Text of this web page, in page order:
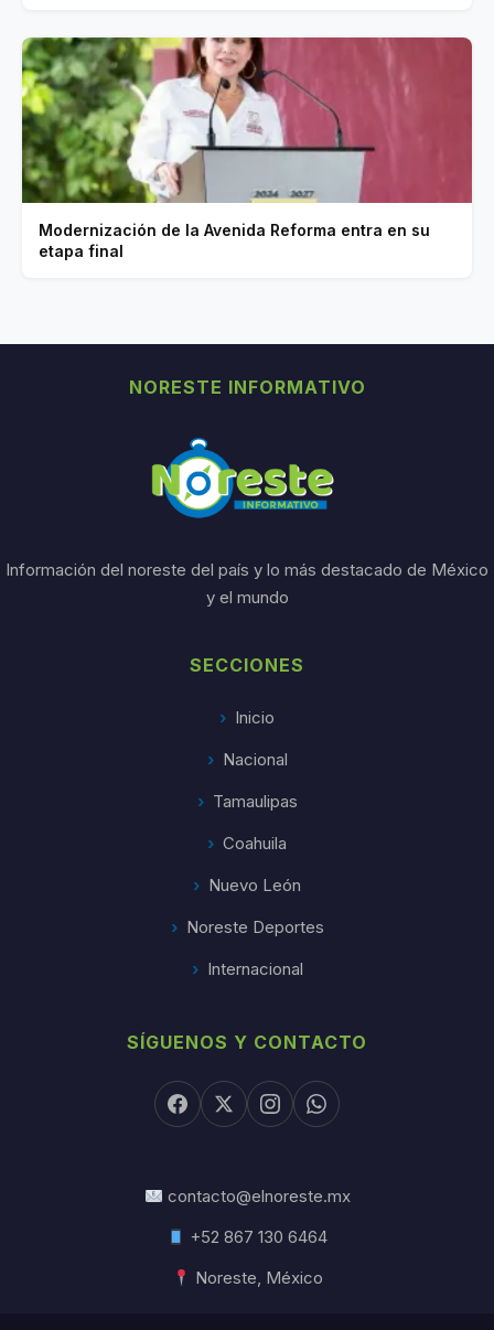
Modernización de la Avenida Reforma entra en su
etapa final
NORESTE INFORMATIVO
Información del noreste del país y lo más destacado de México
y el mundo
SECCIONES
Inicio
Nacional
Tamaulipas
Coahuila
Nuevo León
Noreste Deportes
Internacional
SÍGUENOS Y CONTACTO
contacto@elnoreste.mx
+52 867 130 6464
Noreste, México